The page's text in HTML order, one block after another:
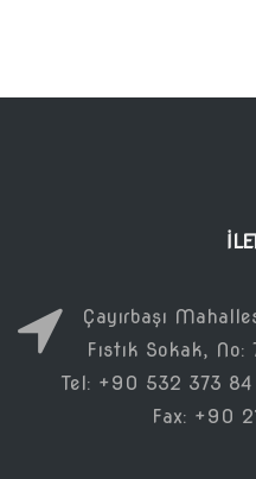
Çayırbaşı
Fıstık Sokak,
Tel: +90 532 373
Fax: +90